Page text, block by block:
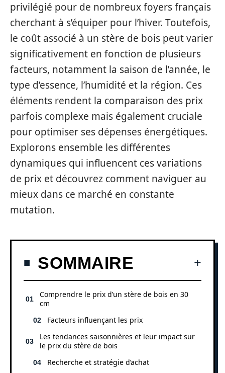
privilégié pour de nombreux foyers français
cherchant à s’équiper pour l’hiver. Toutefois,
le coût associé à un stère de bois peut varier
significativement en fonction de plusieurs
facteurs, notamment la saison de l’année, le
type d’essence, l’humidité et la région. Ces
éléments rendent la comparaison des prix
parfois complexe mais également cruciale
pour optimiser ses dépenses énergétiques.
Explorons ensemble les différentes
dynamiques qui influencent ces variations
de prix et découvrez comment naviguer au
mieux dans ce marché en constante
mutation.
SOMMAIRE
Comprendre le prix d’un stère de bois en 30
cm
Facteurs influençant les prix
Les tendances saisonnières et leur impact sur
le prix du stère de bois
Recherche et stratégie d’achat